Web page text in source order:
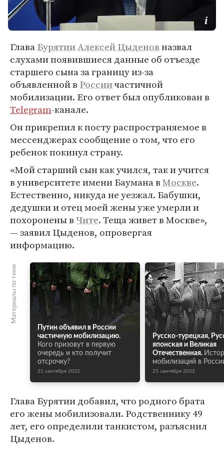
ГлаваБурятииАлексей Цыденовназвал
слухами появившиеся данные об отъезде
старшего сына за границу из-за
объявленной в Россиичастичной
мобилизации. Его ответ был опубликован в
Telegram-канале.
Он прикрепил к посту распространяемое в
мессенджерах сообщение о том, что его
ребенок покинул страну.
«Мой старший сын как учился, так и учится
в университете имени Баумана вМоскве.
Естественно, никуда не уезжал. Бабушки,
дедушки и отец моей жены уже умерли и
похоронены вЧите. Теща живет в Москве»,
— заявил Цыденов, опровергая
информацию.
Материалы по теме
Путин объявил в России
частичную мобилизацию.
Кого призовут в первую
очередь и кто получит
отсрочку?
21 сентября 2022
Русско-турецкая,
японская и Великая
Отечественная.
мобилизаций в
25 сентября 2022
Глава Бурятии добавил, что родного брата
его жены мобилизовали. Родственнику 49
лет, его определили танкистом, разъяснил
Цыденов.